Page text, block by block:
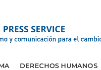
DERECHOS HUMANOS